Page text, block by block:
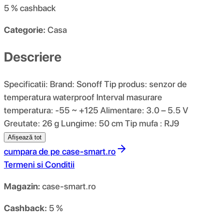
5 %cashback
Categorie: Casa
Descriere
Specificatii: Brand: Sonoff Tip produs: senzor de
temperatura waterproof Interval masurare
temperatura: -55 ~ +125 Alimentare: 3.0 – 5.5 V
Greutate: 26 g Lungime: 50 cm Tip mufa : RJ9
Afișează tot
cumpara de pe case-smart.ro
Termeni si Conditii
Magazin: case-smart.ro
Cashback: 5 %